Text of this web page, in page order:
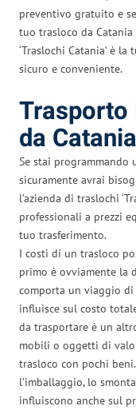
preventivo gratuito e
tuo trasloco da
‘Traslochi Catania’ è
sicuro e conveniente.
da
Se stai programmando
sicuramente avrai
l’azienda di traslochi
professionali a prezzi
tuo trasferimento.
I costi di un trasloco
primo è ovviamente la
comporta un viaggio
influisce sul costo
da trasportare è un
mobili o oggetti di
trasloco con pochi
l’imballaggio, lo
influiscono anche sul